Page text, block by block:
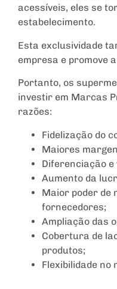
acessíveis, eles se
estabelecimento.
Esta exclusividade
empresa e promove
Portanto, os
investir em Marcas
razões:
Fidelização do
Maiores
Diferenciação e
Aumento da
Maior poder de
fornecedores;
Ampliação das
Cobertura de
produtos;
Flexibilidade no